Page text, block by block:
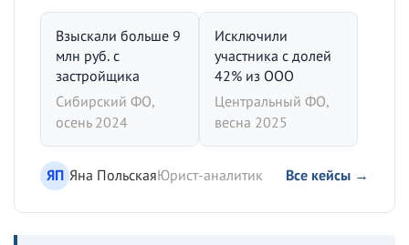
Взыскали больше 9
млн руб. с
застройщика
Сибирский ФО,
осень 2024
Исключили
участника с долей
42% из ООО
Центральный ФО,
весна 2025
ЯП Яна ПольскаяЮрист-аналитик Все кейсы →